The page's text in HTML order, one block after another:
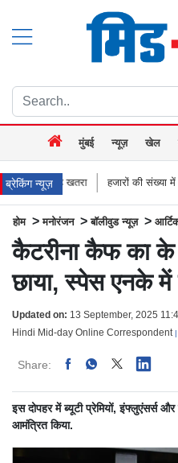
मुंबई न्यूज़ खेल
ब्रेकिंग न्यूज़
हजारों की संख्या में सड़कों पर उतरे
होम >मनोरंजन >बॉलीवुड न्यूज़ >
कैटरीना कैफ का के
छाया, स्पेस एनके
Updated on: 13 September, 2025
Hindi Mid-day Online Correspondent |
Share: Linked
इस दोपहर में ब्यूटी प्रेमियों, इंफ्लुएंसर्स
आमंत्रित किया.